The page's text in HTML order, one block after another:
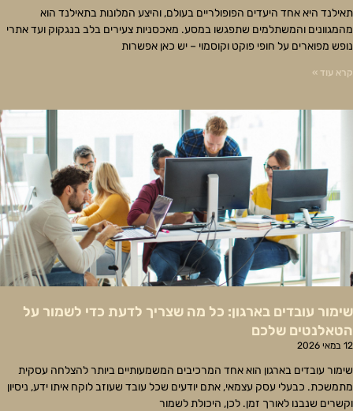
תאילנד היא אחד היעדים הפופולריים בעולם, והיצע המלונות בתאילנד הוא
מהמגוונים והמשתלמים שתפגשו במסע. מאכסניות צעירים בלב בנגקוק ועד אתרי
נופש מפוארים על חופי פוקט וקוסמוי – יש כאן אפשרות
קרא עוד »
שימור עובדים בארגון: כל מה שצריך לדעת כדי לשמור על
הטאלנטים שלכם
12 במאי 2026
שימור עובדים בארגון הוא אחד המרכיבים המשמעותיים ביותר להצלחה עסקית
מתמשכת. כבעלי עסק עצמאי, אתם יודעים שכל עובד שעוזב לוקח איתו ידע, ניסיון
וקשרים שנבנו לאורך זמן. לכן, היכולת לשמור